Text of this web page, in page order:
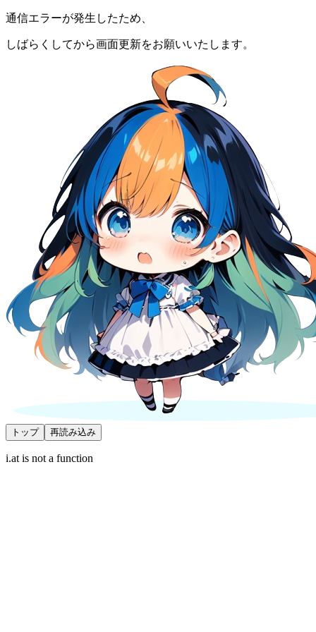
通信エラーが発生したため、
しばらくしてから画面更新をお願いいたします。
トップ 再読み込み
i.at is not a function